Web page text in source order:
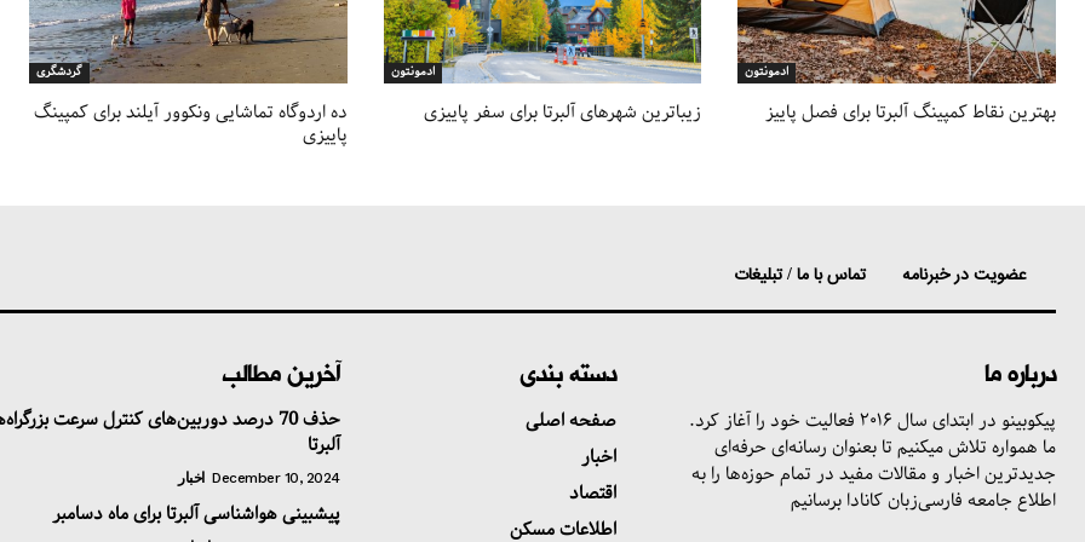
گردشگری
ده اردوگاه‌ تماشایی ونکوور آیلند برای کمپینگ
پاییزی
ادمونتون
زیباترین شهرهای آلبرتا برای سفر پاییزی
ادمونتون
بهترین نقاط کمپینگ آلبرتا برای فصل پاییز
تماس با ما / تبلیغات عضویت در خبرنامه
آخرین مطالب
حذف 70 درصد دوربین‌های کنترل سرعت
آلبرتا
اخبار December 10, 2024
پیشبینی هواشناسی آلبرتا برای ماه دسامبر
دسته بندی
صفحه اصلی
اخبار
اقتصاد
اطلاعات مسکن
درباره ما
پیکوبینو در ابتدای سال ۲۰۱۶ فعالیت خود را آغاز کرد.
ما همواره تلاش میکنیم تا بعنوان رسانه‌ای حرفه‌ای
جدیدترین اخبار و مقالات مفید در تمام حوزه‌ها را به
اطلاع جامعه فارسی‌زبان کانادا برسانیم